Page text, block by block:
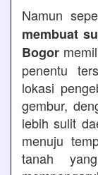
Namun
membuat
Bogor
penentu
lokasi
gembur,
lebih sulit
menuju
tanah